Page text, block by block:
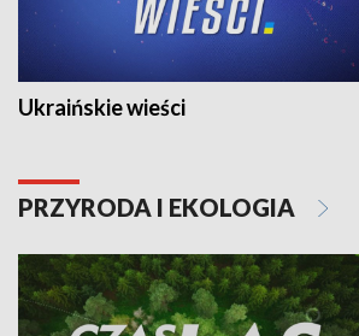
Ukraińskie wieści
PRZYRODA I EKOLOGIA